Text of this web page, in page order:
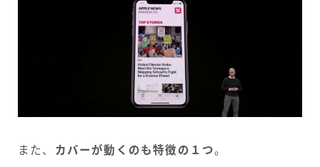
また、 カバーが動くのも特徴の１つ。